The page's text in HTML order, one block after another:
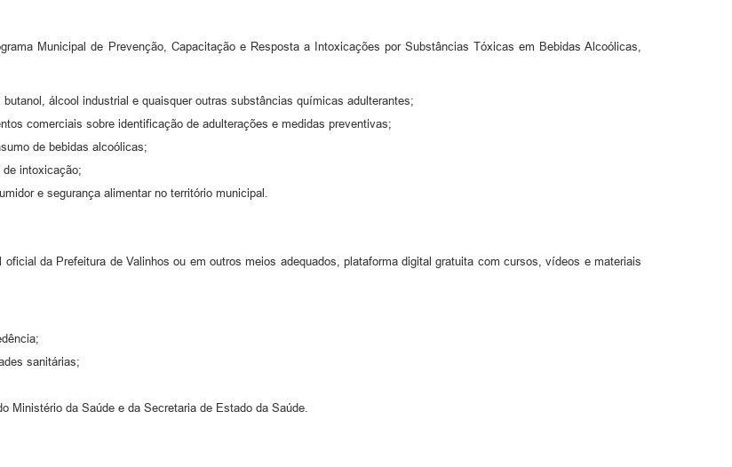
Municipal de Prevenção, Capacitação e Resposta a Intoxicações por Substâncias Tóxicas em Bebidas Alcoólicas,
álcool industrial e quaisquer outras substâncias químicas adulterantes;
comerciais sobre identificação de adulterações e medidas preventivas;
de bebidas alcoólicas;
intoxicação;
e segurança alimentar no território municipal.
da Prefeitura de Valinhos ou em outros meios adequados, plataforma digital gratuita com cursos, vídeos e materiais
sanitárias;
da Saúde e da Secretaria de Estado da Saúde.